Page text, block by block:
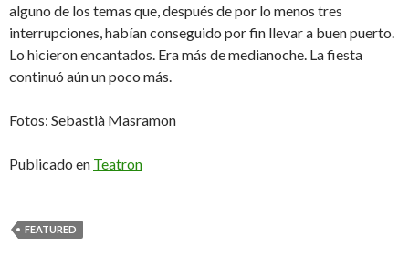
alguno de los temas que, después de por lo menos tres
interrupciones, habían conseguido por fin llevar a buen puerto.
Lo hicieron encantados. Era más de medianoche. La fiesta
continuó aún un poco más.
Fotos: Sebastià Masramon
Publicado en Teatron
FEATURED